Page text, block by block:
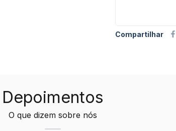
Compartilhar
Depoimentos
O que dizem sobre nós